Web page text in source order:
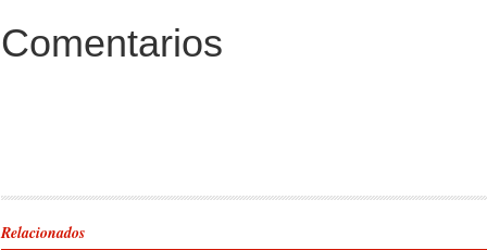
Comentarios
Relacionados